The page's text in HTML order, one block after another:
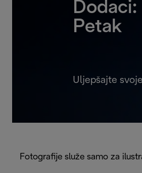
Petak
Uljepšajte
Fotografije služe samo za